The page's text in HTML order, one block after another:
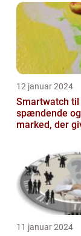
12 januar 2024
Smartwatch
spændende
marked, der
11 januar 2024